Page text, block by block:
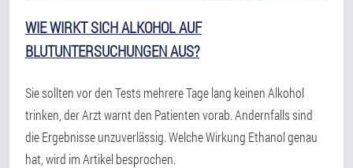
WIE WIRKT SICH ALKOHOL AUF
BLUTUNTERSUCHUNGEN AUS?
Sie sollten vor den Tests mehrere Tage lang keinen Alkohol
trinken, der Arzt warnt den Patienten vorab. Andernfalls sind
die Ergebnisse unzuverlässig. Welche Wirkung Ethanol genau
hat, wird im Artikel besprochen.